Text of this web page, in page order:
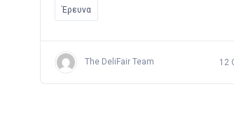
Έρευνα
The DeliFair Team 12